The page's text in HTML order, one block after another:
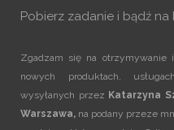
Pobierz zadanie i bądź na
Zgadzam się na otrzymywanie
nowych produktach,
wysyłanych przez Katarzyna
Warszawa, na podany przeze